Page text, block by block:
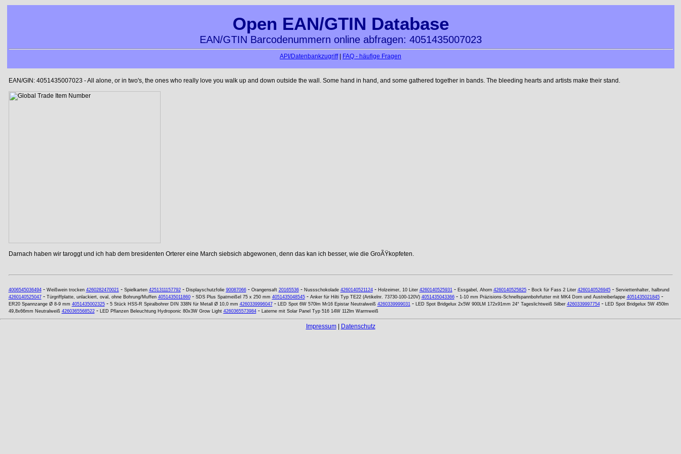
Open EAN/GTIN Database
EAN/GTIN Barcodenummern online abfragen: 4051435007023
API/Datenbankzugriff| FAQ - häufige Fragen
EAN/GIN: 4051435007023 - All alone, or in two's, the ones who really love you walk up and down outside the wall. Some hand in hand, and some gathered together in bands. The bleeding hearts and artists make their stand.
Darnach haben wir taroggt und ich hab dem bresidenten Orterer eine March siebsich abgewonen, denn das kan ich besser, wie die GroÃŸkopfeten.
4006545036494- Weißwein trocken 4260282470021- Spielkarten 4251311157792- Displayschutzfolie 90087066- Orangensaft 20165536- Nussschokolade 4260140521124- Holzeimer, 10 Liter 4260140525931- Essgabel, Ahorn 4260140525825- Bock für Fass 2 Liter 4260140526945- Serviettenhalter, halbrund
4260140525047- Türgriffplatte, unlackiert, oval, ohne Bohrung/Muffen 4051435011860- SDS Plus Spatmeißel 75 x 250 mm 4051435048545- Anker für Hilti Typ TE22 (Artikelnr. 73730-100-120V) 4051435043366- 1-10 mm Präzisions-Schnellspannbohrfutter mit MK4 Dorn und Austreiberlappe 4051435021845-
ER20 Spannzange Ø 8-9 mm 4051435002325- 5 Stück HSS-R Spiralbohrer DIN 338N für Metall Ø 10,0 mm 4260339996047- LED Spot 6W 570lm Mr16 Epistar Neutralweiß 4260339999031- LED Spot Bridgelux 2x5W 900LM 172x91mm 24° Tageslichtweiß Silber 4260339997754- LED Spot Bridgelux 5W 450lm
49,8x66mm Neutralweiß 4260365568522- LED Pflanzen Beleuchtung Hydroponic 80x3W Grow Light 4260365573984- Laterne mit Solar Panel Typ 516 14W 112lm Warmweiß
Impressum| Datenschutz